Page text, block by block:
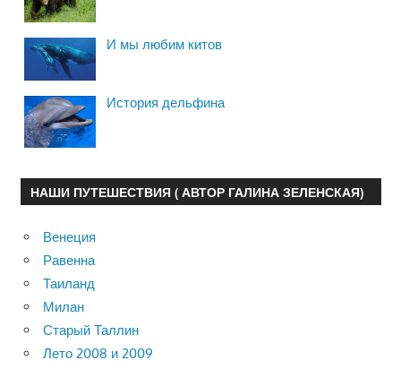
И мы любим китов
История дельфина
НАШИ ПУТЕШЕСТВИЯ ( АВТОР ГАЛИНА ЗЕЛЕНСКАЯ)
Венеция
Равенна
Таиланд
Милан
Старый Таллин
Лето 2008 и 2009